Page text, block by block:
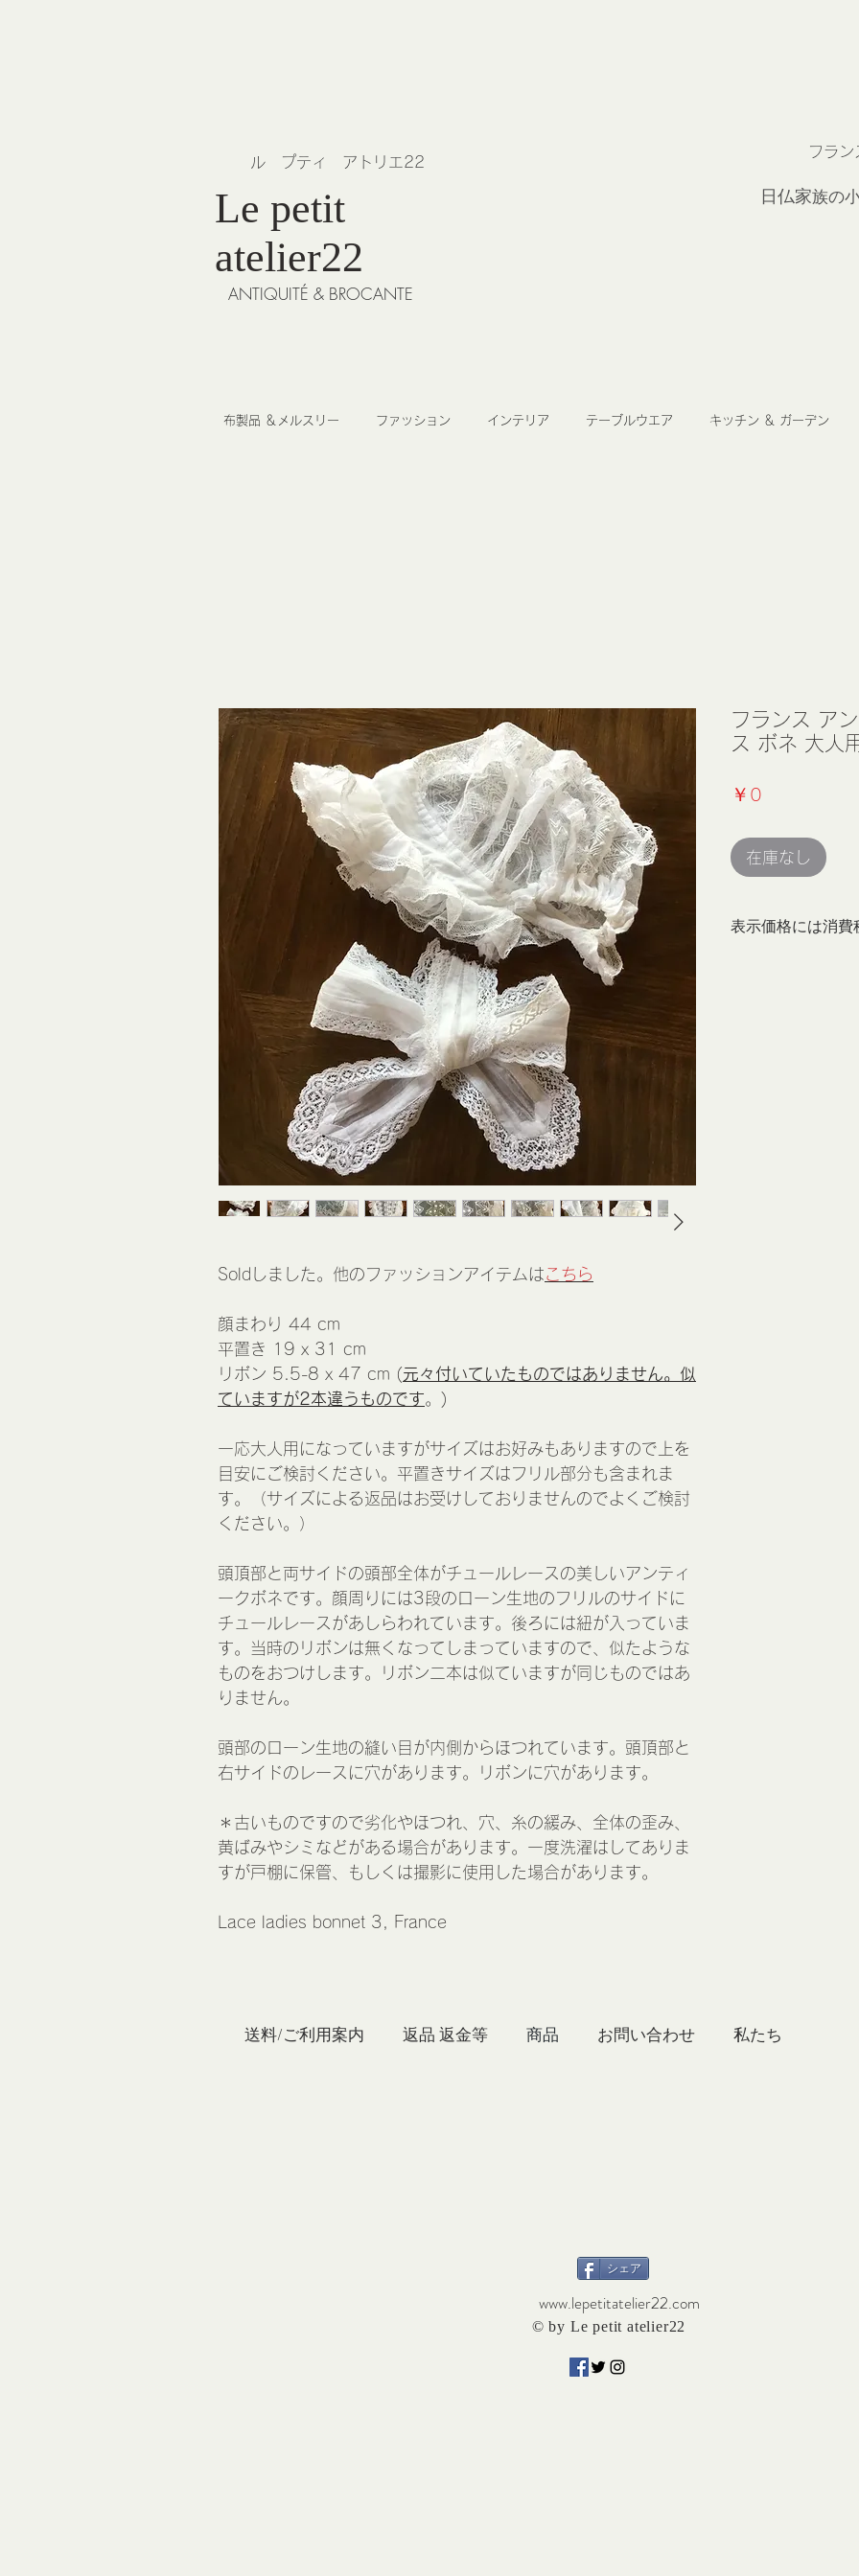
​ル プティ アトリエ22
Le petit
atelier22
ANTIQUITÉ & BROCANTE
フラン
日仏家族の
Soldしました。他のファッションアイテムはこちら
顔まわり 44 cm
平置き 19 x 31 cm
リボン 5.5-8 x 47 cm (元々付いていたものではありません。似
ていますが2本違うものです。)
一応大人用になっていますがサイズはお好みもありますので上を
目安にご検討ください。平置きサイズはフリル部分も含まれま
す。（サイズによる返品はお受けしておりませんのでよくご検討
ください。）
頭頂部と両サイドの頭部全体がチュールレースの美しいアンティ
ークボネです。顔周りには3段のローン生地のフリルのサイドに
チュールレースがあしらわれています。後ろには紐が入っていま
す。当時のリボンは無くなってしまっていますので、似たような
ものをおつけします。リボン二本は似ていますが同じものではあ
りません。
頭部のローン生地の縫い目が内側からほつれています。頭頂部と
右サイドのレースに穴があります。リボンに穴があります。
＊古いものですので劣化やほつれ、穴、糸の緩み、全体の歪み、
黄ばみやシミなどがある場合があります。一度洗濯はしてありま
すが戸棚に保管、もしくは撮影に使用した場合があります。
Lace ladies bonnet 3, France
フランス ア
ス ボネ 大人
￥0
在庫なし
表示価格には消
布製品 ＆メルスリー ファッション インテリア テーブルウエア キッチン ＆ ガーデン
送料/ご利用案内 返品 返金等 商品 お問い合わせ
シェア
www.lepetitatelier22.com
© by Le petit atelier22